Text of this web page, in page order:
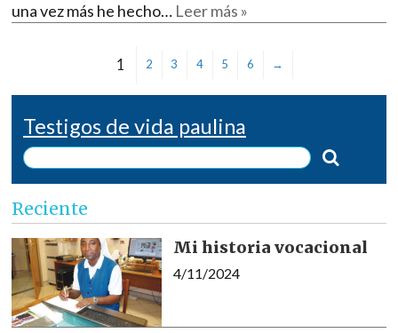
una vez más he hecho… Leer más »
1 2 3 4 5 6 →
Testigos de vida paulina
Reciente
Mi historia vocacional
4/11/2024